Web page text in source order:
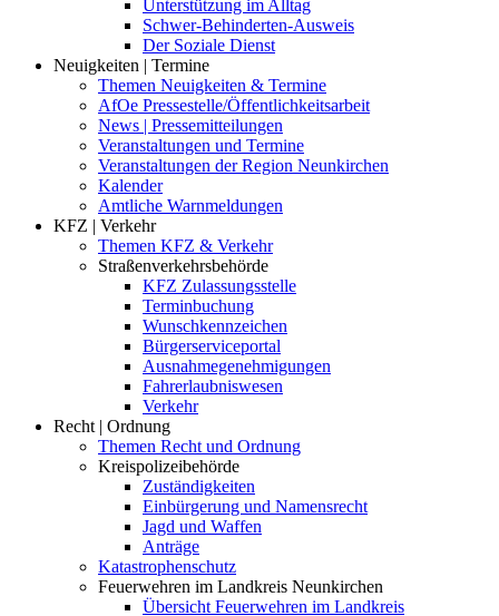
Unterstützung im Alltag
Schwer-Behinderten-Ausweis
Der Soziale Dienst
Neuigkeiten | Termine
Themen Neuigkeiten & Termine
AfOe Pressestelle/Öffentlichkeitsarbeit
News | Pressemitteilungen
Veranstaltungen und Termine
Veranstaltungen der Region Neunkirchen
Kalender
Amtliche Warnmeldungen
KFZ | Verkehr
Themen KFZ & Verkehr
Straßenverkehrsbehörde
KFZ Zulassungsstelle
Terminbuchung
Wunschkennzeichen
Bürgerserviceportal
Ausnahmegenehmigungen
Fahrerlaubniswesen
Verkehr
Recht | Ordnung
Themen Recht und Ordnung
Kreispolizeibehörde
Zuständigkeiten
Einbürgerung und Namensrecht
Jagd und Waffen
Anträge
Katastrophenschutz
Feuerwehren im Landkreis Neunkirchen
Übersicht Feuerwehren im Landkreis